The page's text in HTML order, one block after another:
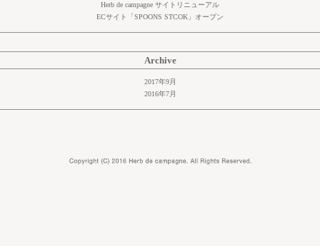
Herb de campagne サイトリニューアル
ECサイト「SPOONS STCOK」オープン
Archive
2017年9月
2016年7月